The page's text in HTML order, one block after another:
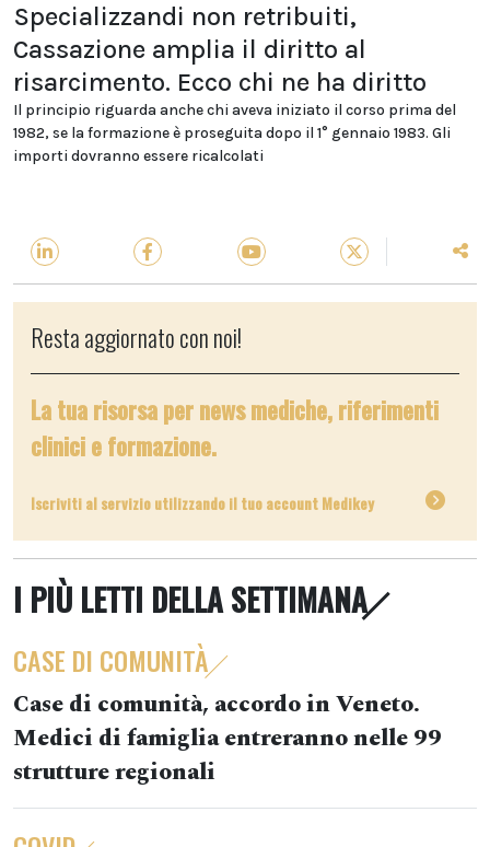
Specializzandi non retribuiti,
Cassazione amplia il diritto al
risarcimento. Ecco chi ne ha diritto
Il principio riguarda anche chi aveva iniziato il corso prima del
1982, se la formazione è proseguita dopo il 1° gennaio 1983. Gli
importi dovranno essere ricalcolati
Resta aggiornato con noi!
La tua risorsa per news mediche, riferimenti
clinici e formazione.
Iscriviti al servizio utilizzando il tuo account Medikey
I PIÙ LETTI DELLA SETTIMANA
CASE DI COMUNITÀ
Case di comunità, accordo in Veneto.
Medici di famiglia entreranno nelle 99
strutture regionali